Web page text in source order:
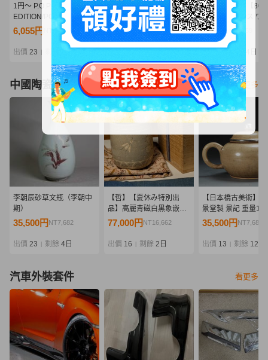
1円～ P.O.P LIMITED
EDITION/POP ONE
PIECE 黒檻のヒナ 再販
6,055円 NT1,310
出價 23 1日
02w27099★1円~ 一番く
じ ワンピース -エルバフ
編- GIANT BASH!! Vol.1
ラストワン賞 ロキ ※未開
封 フィギュア 中古品【牛
久店】
7,425円NT1,606
Qaz396-099♪【80
開封]ワンピース ワ
コレクタブルフィ
まとめ売り
1,200円NT259
中國陶瓷器 看更多
李朝辰砂草文瓶（李朝中
期）
35,500円 NT7,682
出價 23 剩餘 4日
【哲】【夏休み特別出
品】高麗青磁白黒象嵌蜂
と菊花文筒茶碗（高麗時
77,000円 NT16,662
出價 16 剩餘 2日
【日本橋古美術】
景堂製 景記 重量
朱泥 紫砂 壺 宜興
水平 清 明 紫砂壺
35,500円 NT7,682
出價 13 剩餘 12 時
汽車外裝套件 看更多